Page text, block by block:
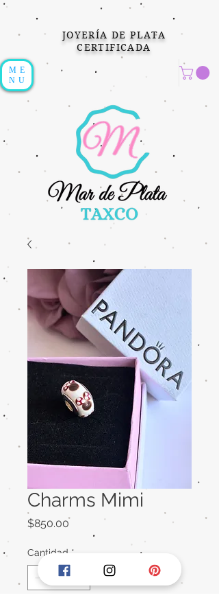
JOYERÍA DE PLATA
CERTIFICADA
ME
NU
Charms Mimi
$850.00Precio
Cantidad *